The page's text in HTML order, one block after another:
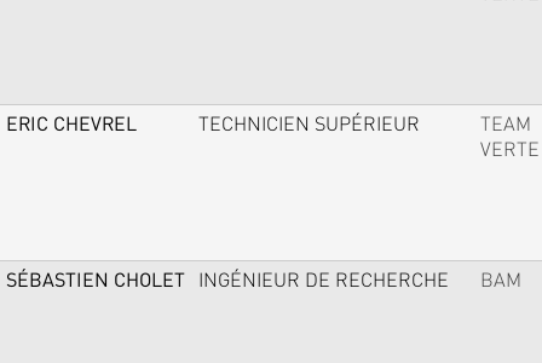
ERIC CHEVREL TECHNICIEN SUPÉRIEUR
TEAM
VERTE
SÉBASTIEN CHOLET INGÉNIEUR DE RECHERCHE BAM